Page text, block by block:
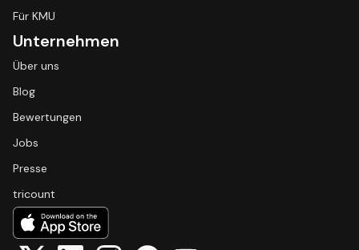
Für KMU
Unternehmen
Über uns
Blog
Bewertungen
Jobs
Presse
tricount